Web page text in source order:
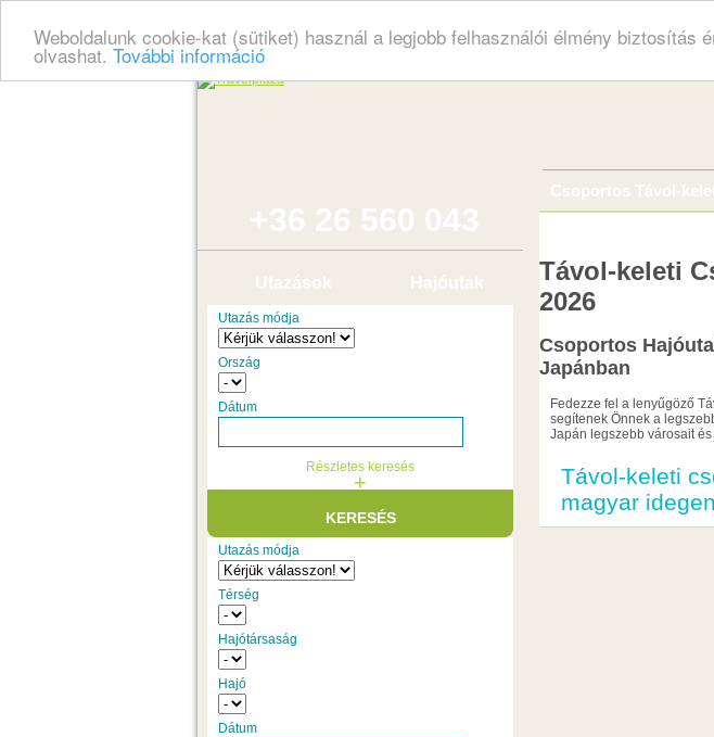
Weboldalunk cookie-kat (sütiket) használ a legjobb felhasználói élmény biztosítás
olvashat. További információ
+36 26 560 043
Utazások Hajóutak
Utazás módja
Ország
Dátum
Részletes keresés
+
Utazás módja
Térség
Hajótársaság
Hajó
Dátum
Csoportos Távol-
Távol-keleti
2026
Csoportos
Japánban
Fedezze fel a lenyűgöző
segítenek Önnek a
Japán legszebb városait
Távol-keleti
magyar